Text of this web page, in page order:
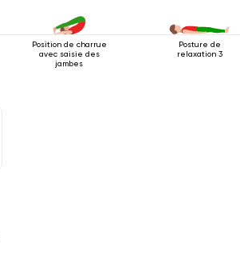
Position de charrue
avec saisie des
jambes
Posture de
relaxation 3